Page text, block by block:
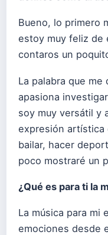
Bueno, lo primero
estoy muy feliz de
contaros un
La palabra que
apasiona
soy muy versátil y
expresión artística
bailar, hacer
poco mostraré un
¿Qué es para ti la
La música para mi
emociones desde